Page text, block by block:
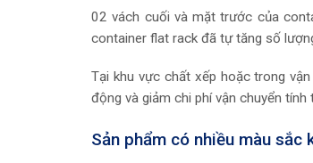
02 vách cuối và mặt trước của
container flat rack đã tự tăng số
Tại khu vực chất xếp hoặc trong
động và giảm chi phí vận chuyển tính
Sản phẩm có nhiều màu